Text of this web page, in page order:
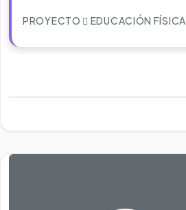
PROYECTO EDUCACIÓN FÍSICA